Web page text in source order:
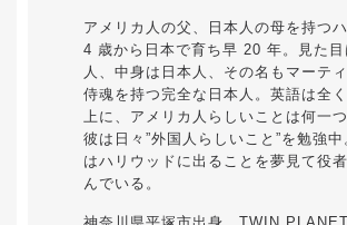
アメリカ人の父、日本人の母を持つハ
4 歳から日本で育ち早 20 年。見た目
人、中身は日本人、その名もマーティ
侍魂を持つ完全な日本人。英語は全
上に、アメリカ人らしいことは何一
彼は日々”外国人らしいこと”を勉強
はハリウッドに出ることを夢見て役
んでいる。